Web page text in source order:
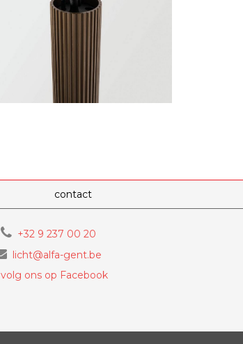
contact
+32 9 237 00 20
licht@alfa-gent.be
volg ons op Facebook